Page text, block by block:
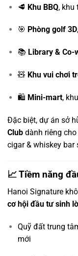
🥩 Khu BBQ, khu
🎯 Phòng golf 3D
📚 Library &
🧸 Khu vui chơi
🛍️ Mini-mart,
Đặc biệt, dự án sở
Club dành riêng
cigar & whiskey bar
📈 Tiềm năng
Hanoi Signature
cơ hội đầu tư sinh
Quỹ đất trung
mới